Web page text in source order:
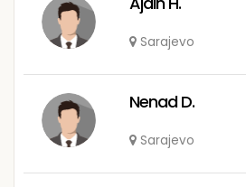
Sarajevo
Nenad D.
Sarajevo